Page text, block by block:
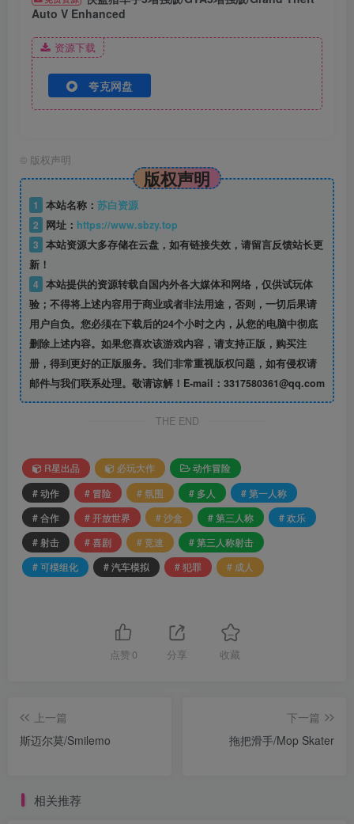
Auto V Enhanced
资源下载
夸克网盘
© 版权声明
版权声明
1 本站名称： 苏白资源
2
网址： https://www.sbzy.top
3 本站资源大多存储在云盘，如有链接失效，请留言反馈站长更
新！
4 本站提供的资源转载自国内外各大媒体和网络，仅供试玩体
验；不得将上述内容用于商业或者非法用途，否则，一切后果请
用户自负。您必须在下载后的24个小时之内，从您的电脑中彻底
删除上述内容。如果您喜欢该游戏内容，请支持正版，购买注
册，得到更好的正版服务。我们非常重视版权问题，如有侵权请
邮件与我们联系处理。敬请谅解！E-mail：3317580361@qq.com
THE END
R星出品 必玩大作
动作冒险
# 动作
# 冒险 # 氛围 # 多人
# 第一人称
# 合作
# 开放世界 # 沙盒 # 第三人称
# 欢乐
# 射击
# 喜剧 # 竞速
# 第三人称射击
# 可模组化
# 汽车模拟 # 犯罪 # 成人
点赞 0 分享 收藏
上一篇
斯迈尔莫/Smilemo
下一篇
拖把滑手/Mop Skater
相关推荐